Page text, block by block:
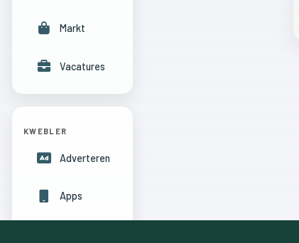
Markt
Vacatures
KWEBLER
Adverteren
Apps